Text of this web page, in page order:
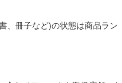
、冊子など)の状態は商品ラン